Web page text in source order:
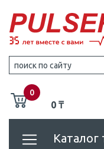
0
0 ₸
Каталог